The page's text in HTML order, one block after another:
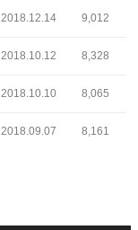
2018.12.14 9,012
2018.10.12 8,328
2018.10.10 8,065
2018.09.07 8,161